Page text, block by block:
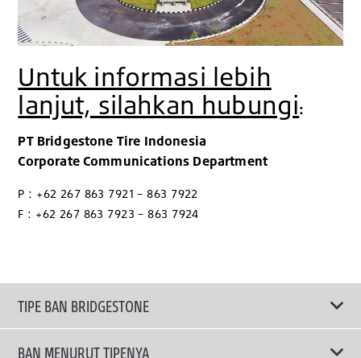
Untuk informasi lebih
lanjut, silahkan hubungi:
PT Bridgestone Tire Indonesia
Corporate Communications Department
P : +62 267 863 7921 – 863 7922
F : +62 267 863 7923 – 863 7924
TIPE BAN BRIDGESTONE
BAN MENURUT TIPENYA